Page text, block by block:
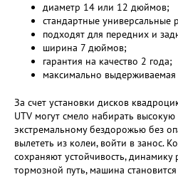
диаметр 14 или 12 дюймов;
стандартные универсальные
подходят для передних и
ширина 7 дюймов;
гарантия на качество 2 года;
максимально выдерживаемая
За счет установки дисков
UTV могут смело набирать высокую
экстремальному бездорожью без
вылететь из колеи, войти в занос.
сохраняют устойчивость, динамику
тормозной путь, машина